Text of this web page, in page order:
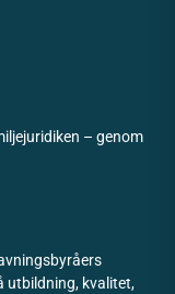
– genom
utbildning, kvalitet,